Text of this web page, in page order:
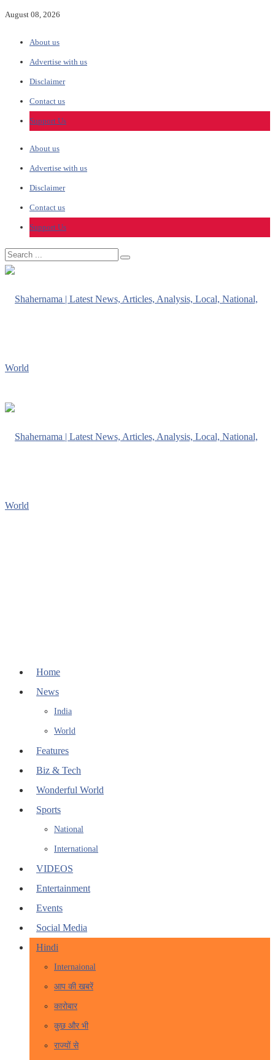
August 08, 2026
About us
Advertise with us
Disclaimer
Contact us
Support Us
About us
Advertise with us
Disclaimer
Contact us
Support Us
Home
News
India
World
Features
Biz & Tech
Wonderful World
Sports
National
International
VIDEOS
Entertainment
Events
Social Media
Hindi
Internaional
आप की खबरें
कारोबार
कुछ और भी
राज्यों से